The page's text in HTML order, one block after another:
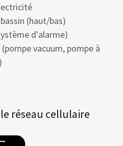
(haut/bas)
d'alarme)
vacuum, pompe à
réseau cellulaire